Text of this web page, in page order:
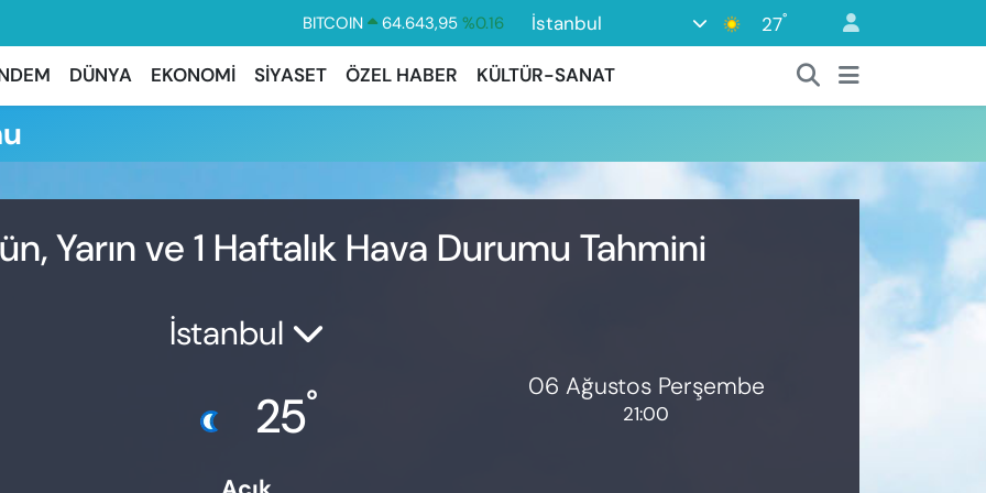
BITCOIN 64.643,95 %0.16
DOLAR
47,6006
%0.06
EURO
55,0250 %0.02
6500.87
%0.12
İstanbul 27°
DÜNYA EKONOMİ SİYASET ÖZEL HABER KÜLTÜR-SANAT
Yarın ve 1 Haftalık Hava Durumu Tahmini
İstanbul
25° 06 Ağustos Perşembe
21:00